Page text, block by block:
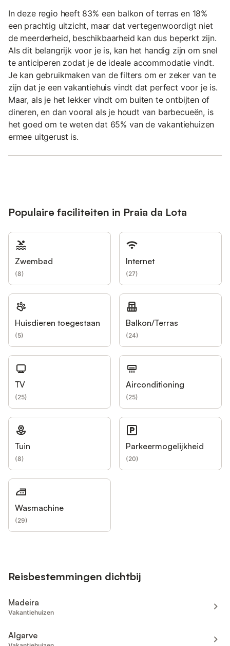
In deze regio heeft 83% een balkon of terras en 18%
een prachtig uitzicht, maar dat vertegenwoordigt niet
de meerderheid, beschikbaarheid kan dus beperkt zijn.
Als dit belangrijk voor je is, kan het handig zijn om snel
te anticiperen zodat je de ideale accommodatie vindt.
Je kan gebruikmaken van de filters om er zeker van te
zijn dat je een vakantiehuis vindt dat perfect voor je is.
Maar, als je het lekker vindt om buiten te ontbijten of
dineren, en dan vooral als je houdt van barbecueën, is
het goed om te weten dat 65% van de vakantiehuizen
ermee uitgerust is.
Populaire faciliteiten in Praia da Lota
Zwembad
(8)
Internet
(27)
Huisdieren toegestaan
(5)
Balkon/Terras
(24)
TV
(25)
Airconditioning
(25)
Tuin
(8)
Parkeermogelijkheid
(20)
Wasmachine
(29)
Reisbestemmingen dichtbij
Madeira
Vakantiehuizen
Algarve